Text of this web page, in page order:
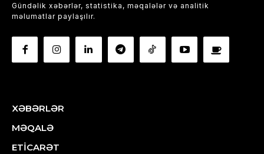
Gündəlik xəbərlər, statistika, məqalələr və analitik
məlumatlar paylaşılır.
XƏBƏRLƏR
MƏQALƏ
ETİCARƏT